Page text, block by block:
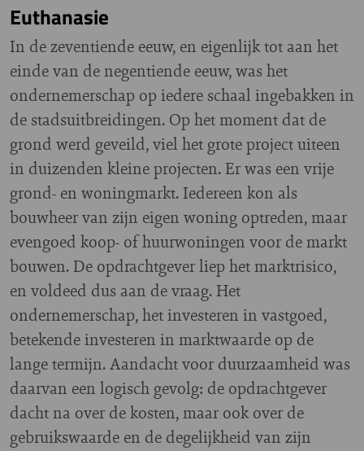
Euthanasie
In de zeventiende eeuw, en eigenlijk tot aan het
einde van de negentiende eeuw, was het
ondernemerschap op iedere schaal ingebakken in
de stadsuitbreidingen. Op het moment dat de
grond werd geveild, viel het grote project uiteen
in duizenden kleine projecten. Er was een vrije
grond- en woningmarkt. Iedereen kon als
bouwheer van zijn eigen woning optreden, maar
evengoed koop- of huurwoningen voor de markt
bouwen. De opdrachtgever liep het marktrisico,
en voldeed dus aan de vraag. Het
ondernemerschap, het investeren in vastgoed,
betekende investeren in marktwaarde op de
lange termijn. Aandacht voor duurzaamheid was
daarvan een logisch gevolg: de opdrachtgever
dacht na over de kosten, maar ook over de
gebruikswaarde en de degelijkheid van zijn